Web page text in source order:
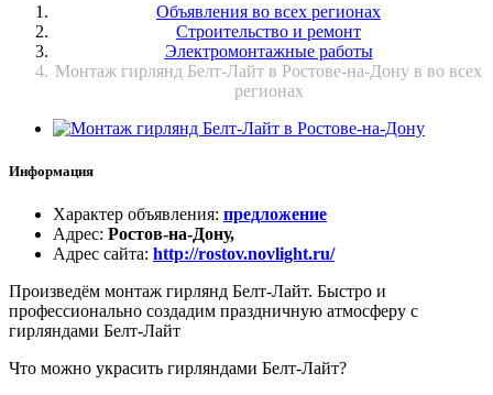
Объявления во всех регионах
Строительство и ремонт
Электромонтажные работы
Монтаж гирлянд Белт-Лайт в Ростове-на-Дону в во всех
регионах
Информация
Характер объявления: предложение
Адрес: Ростов-на-Дону,
Адрес сайта: http://rostov.novlight.ru/
Произведём монтаж гирлянд Белт-Лайт. Быстро и
профессионально создадим праздничную атмосферу с
гирляндами Белт-Лайт
Что можно украсить гирляндами Белт-Лайт?